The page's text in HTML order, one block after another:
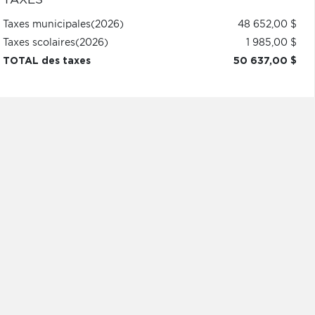
Taxes municipales(2026)
48 652,00 $
Taxes scolaires(2026)
1 985,00 $
TOTAL des taxes
50 637,00 $